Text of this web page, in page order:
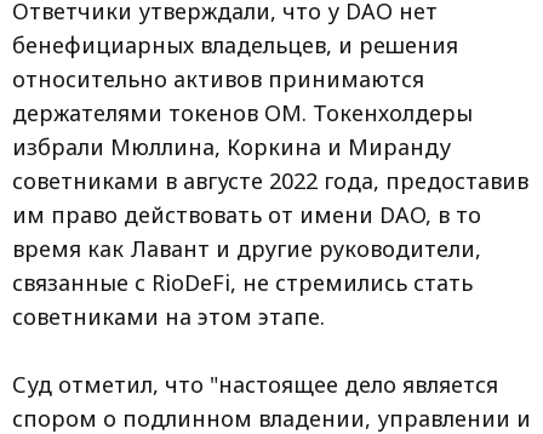
Ответчики утверждали, что у DAO нет
бенефициарных владельцев, и решения
относительно активов принимаются
держателями токенов OM. Токенхолдеры
избрали Мюллина, Коркина и Миранду
советниками в августе 2022 года, предоставив
им право действовать от имени DAO, в то
время как Лавант и другие руководители,
связанные с RioDeFi, не стремились стать
советниками на этом этапе.
Суд отметил, что "настоящее дело является
спором о подлинном владении, управлении и